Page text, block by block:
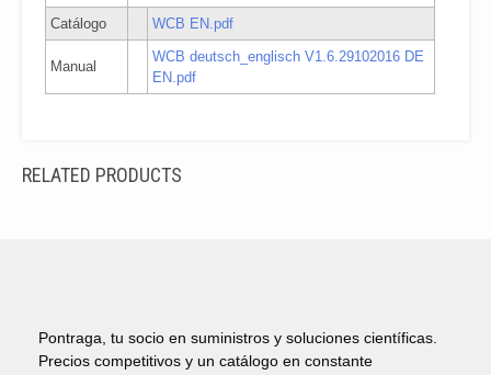
Catálogo WCB EN.pdf
Manual
WCB deutsch_englisch V1.6.29102016 DE
EN.pdf
RELATED PRODUCTS
Pontraga, tu socio en suministros y soluciones científicas.
Precios competitivos y un catálogo en constante